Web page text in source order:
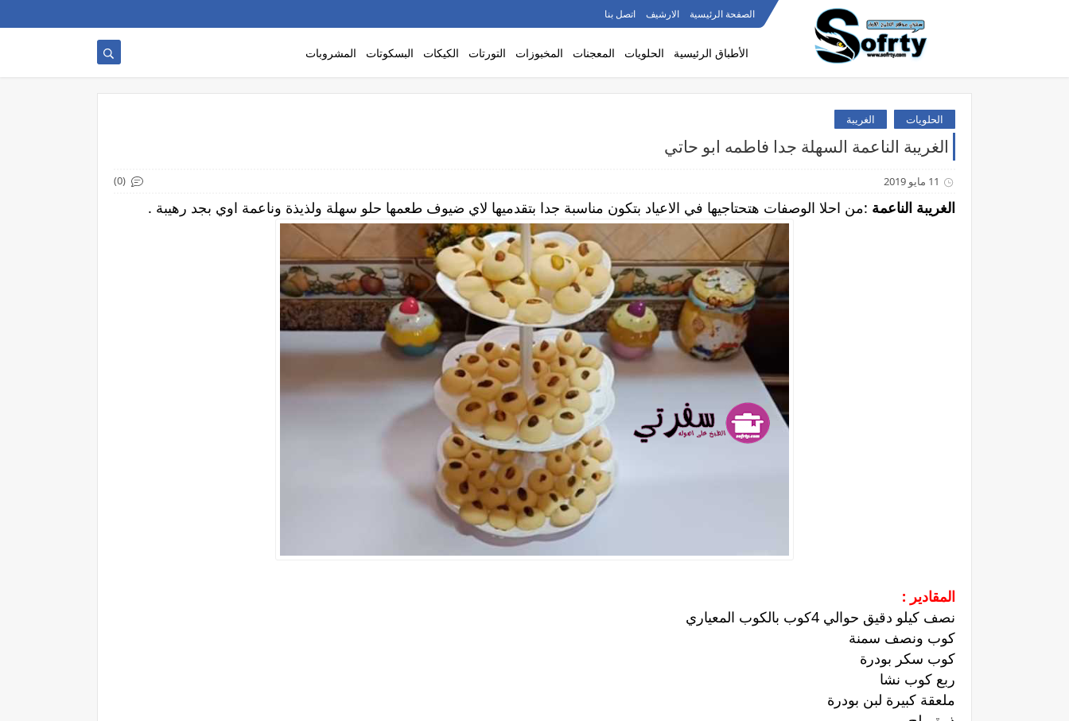
الصفحة الرئيسية الارشيف اتصل بنا
الأطباق الرئيسية الحلويات المعجنات المخبوزات التورتات الكيكات البسكوتات المشروبات
الحلويات الغريبة
الغريبة الناعمة السهلة جدا فاطمه ابو حاتي
11 مايو 2019 (0)
الغريبة الناعمة :من احلا الوصفات هتحتاجيها في الاعياد بتكون مناسبة جدا بتقدميها لاي ضيوف طعمها حلو سهلة ولذيذة وناعمة اوي بجد رهيبة .
المقادير :
نصف كيلو دقيق حوالي 4كوب بالكوب المعياري
كوب ونصف سمنة
كوب سكر بودرة
ربع كوب نشا
ملعقة كبيرة لبن بودرة